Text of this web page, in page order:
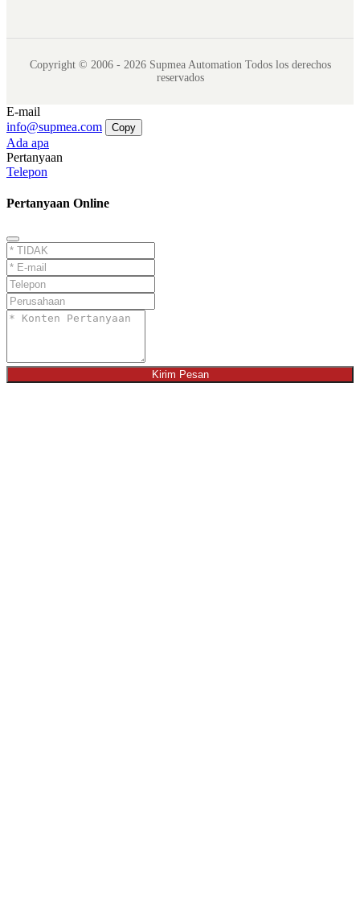
Copyright © 2006 - 2026 Supmea Automation Todos los derechos
reservados
E-mail
info@supmea.com
Copy
Ada apa
Pertanyaan
Telepon
Pertanyaan Online
Kirim Pesan